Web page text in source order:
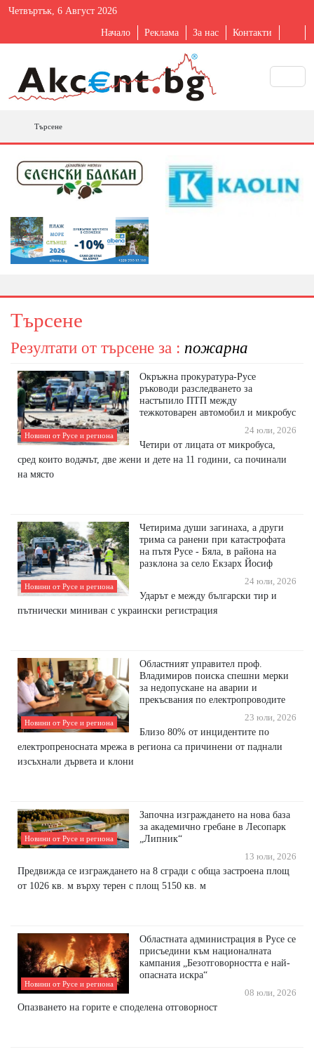
Четвъртък, 6 Август 2026
Начало Реклама За нас Контакти
Търсене
Търсене
Резултати от търсене за : пожарна
Новини от Русе и региона
Окръжна прокуратура-Русе
ръководи разследването за
настъпило ПТП между
тежкотоварен автомобил и микробус
24 юли, 2026
Четири от лицата от микробуса,
сред които водачът, две жени и дете на 11 години, са починали
на място
Новини от Русе и региона
Четирима души загинаха, а други
трима са ранени при катастрофата
на пътя Русе - Бяла, в района на
разклона за село Екзарх Йосиф
24 юли, 2026
Ударът е между български тир и
пътнически миниван с украински регистрация
Новини от Русе и региона
Областният управител проф.
Владимиров поиска спешни мерки
за недопускане на аварии и
прекъсвания по електропроводите
23 юли, 2026
Близо 80% от инцидентите по
електропреносната мрежа в региона са причинени от паднали
изсъхнали дървета и клони
Новини от Русе и региона
Започна изграждането на нова база
за академично гребане в Лесопарк
„Липник“
13 юли, 2026
Предвижда се изграждането на 8 сгради с обща застроена площ
от 1026 кв. м върху терен с площ 5150 кв. м
Новини от Русе и региона
Областната администрация в Русе се
присъедини към националната
кампания „Безотговорността е най-
опасната искра“
08 юли, 2026
Опазването на горите е споделена отговорност